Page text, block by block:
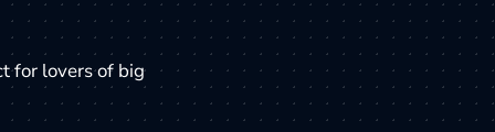
for lovers of big